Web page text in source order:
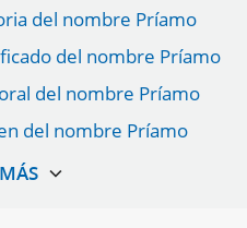
del nombre Príamo
del nombre Príamo
del nombre Príamo
del nombre Príamo